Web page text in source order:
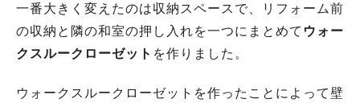
一番大きく変えたのは収納スペースで、リフォーム前
の収納と隣の和室の押し入れを一つにまとめて ウォー
クスルークローゼット を作りました。
ウォークスルークローゼットを作ったことによって壁